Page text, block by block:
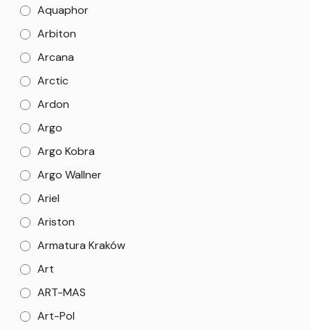
Aquaphor
Arbiton
Arcana
Arctic
Ardon
Argo
Argo Kobra
Argo Wallner
Ariel
Ariston
Armatura Kraków
Art
ART-MAS
Art-Pol